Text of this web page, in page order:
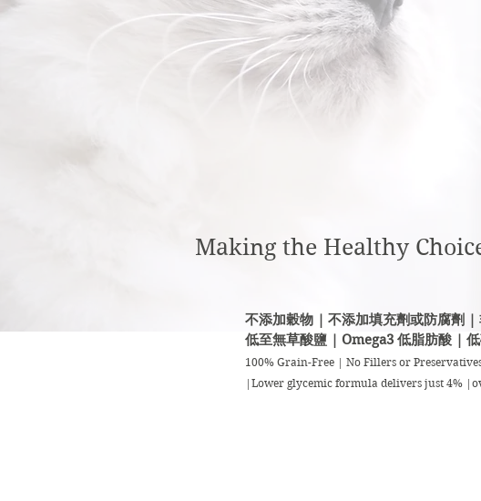
Making the Healthy
不添加穀物 | 不添加填充劑或防腐劑
低至無草酸鹽 | Omega3 低脂肪酸 |
100% Grain-Free | No Fillers or
|Lower glycemic formula delivers just 4%